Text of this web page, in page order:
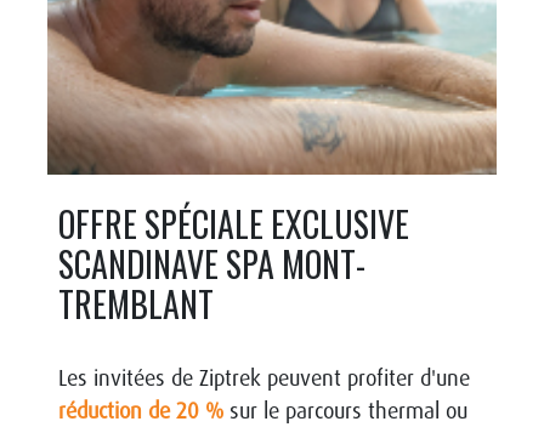
OFFRE SPÉCIALE EXCLUSIVE
SCANDINAVE SPA MONT-
TREMBLANT
Les invitées de Ziptrek peuvent profiter d'une
réduction de 20 % sur le parcours thermal ou